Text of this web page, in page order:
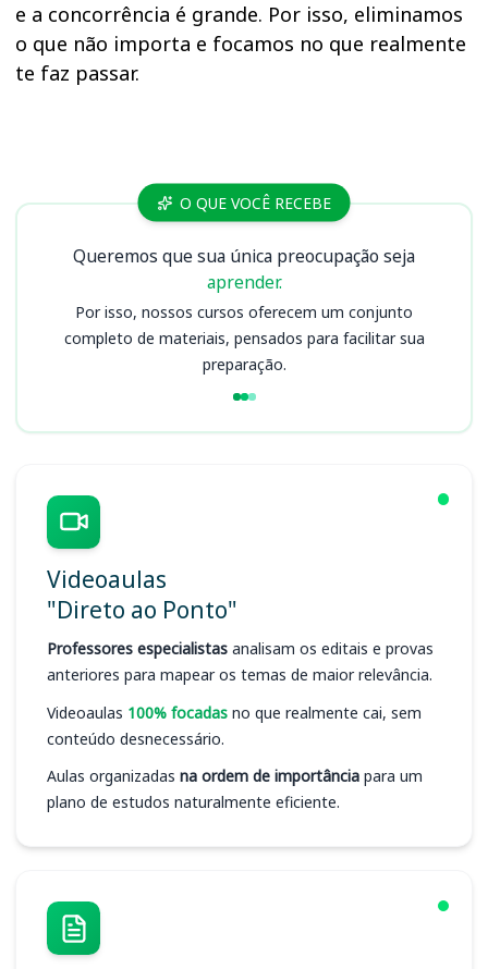
e a concorrência é grande. Por isso, eliminamos
o que não importa e focamos no que realmente
te faz passar.
Cursos O QUE VOCÊ RECEBE
Queremos que sua única preocupação seja
aprender.
Por isso, nossos cursos oferecem um conjunto
completo de materiais, pensados para facilitar sua
preparação.
Videoaulas
"Direto ao Ponto"
Professores especialistas analisam os editais e provas
anteriores para mapear os temas de maior relevância.
Videoaulas 100% focadas no que realmente cai, sem
conteúdo desnecessário.
Aulas organizadas na ordem de importância para um
plano de estudos naturalmente eficiente.